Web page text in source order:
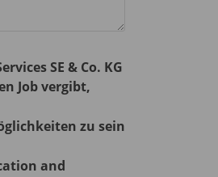
SE & Co. KG
Job vergibt,
zu sein
and